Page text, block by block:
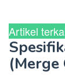
Artikel
(Merge